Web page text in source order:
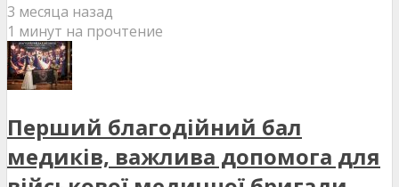
3 месяца назад
1 минут на прочтение
Перший благодійний бал
медиків, важлива допомога для